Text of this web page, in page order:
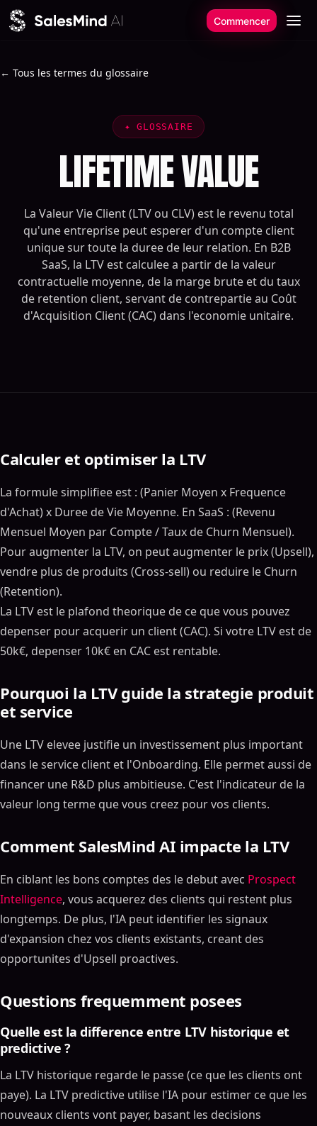
Aller au contenu
Commencer
← Tous les termes du glossaire
✦GLOSSAIRE
LIFETIME VALUE
La Valeur Vie Client (LTV ou CLV) est le revenu total
qu'une entreprise peut esperer d'un compte client
unique sur toute la duree de leur relation. En B2B
SaaS, la LTV est calculee a partir de la valeur
contractuelle moyenne, de la marge brute et du taux
de retention client, servant de contrepartie au Coût
d'Acquisition Client (CAC) dans l'economie unitaire.
Calculer et optimiser la LTV
La formule simplifiee est : (Panier Moyen x Frequence
d'Achat) x Duree de Vie Moyenne. En SaaS : (Revenu
Mensuel Moyen par Compte / Taux de Churn Mensuel).
Pour augmenter la LTV, on peut augmenter le prix (Upsell),
vendre plus de produits (Cross-sell) ou reduire le Churn
(Retention).
La LTV est le plafond theorique de ce que vous pouvez
depenser pour acquerir un client (CAC). Si votre LTV est de
50k€, depenser 10k€ en CAC est rentable.
Pourquoi la LTV guide la strategie produit
et service
Une LTV elevee justifie un investissement plus important
dans le service client et l'Onboarding. Elle permet aussi de
financer une R&D plus ambitieuse. C'est l'indicateur de la
valeur long terme que vous creez pour vos clients.
Comment SalesMind AI impacte la LTV
En ciblant les bons comptes des le debut avec Prospect
Intelligence, vous acquerez des clients qui restent plus
longtemps. De plus, l'IA peut identifier les signaux
d'expansion chez vos clients existants, creant des
opportunites d'Upsell proactives.
Questions frequemment posees
Quelle est la difference entre LTV historique et
predictive ?
La LTV historique regarde le passe (ce que les clients ont
paye). La LTV predictive utilise l'IA pour estimer ce que les
nouveaux clients vont payer, basant les decisions